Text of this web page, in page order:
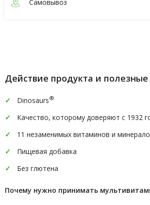
Самовывоз
Действие продукта и полезные
Dinosaurs®
Качество, которому доверяют с 1932
11 незаменимых витаминов и
Пищевая добавка
Без глютена
Почему нужно принимать